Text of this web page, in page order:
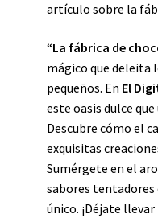
artículo sobre la
“La fábrica de
mágico que deleita
pequeños. En El
este oasis dulce
Descubre cómo el
exquisitas
Sumérgete en el
sabores tentadores
único. ¡Déjate